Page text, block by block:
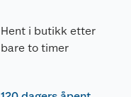
Hent i butikk etter
bare to timer